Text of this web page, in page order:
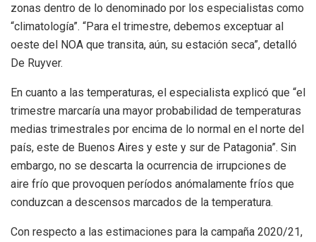
zonas dentro de lo denominado por los especialistas como
“climatología”. “Para el trimestre, debemos exceptuar al
oeste del NOA que transita, aún, su estación seca”, detalló
De Ruyver.
En cuanto a las temperaturas, el especialista explicó que “el
trimestre marcaría una mayor probabilidad de temperaturas
medias trimestrales por encima de lo normal en el norte del
país, este de Buenos Aires y este y sur de Patagonia”. Sin
embargo, no se descarta la ocurrencia de irrupciones de
aire frío que provoquen períodos anómalamente fríos que
conduzcan a descensos marcados de la temperatura.
Con respecto a las estimaciones para la campaña 2020/21,